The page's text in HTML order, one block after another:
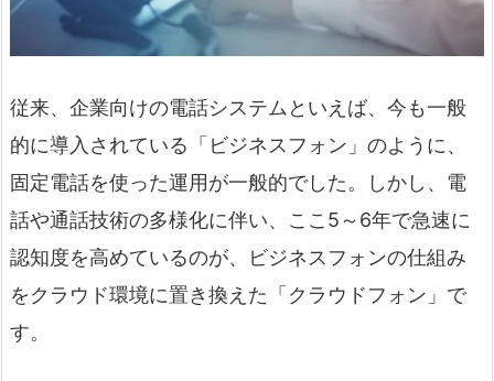
従来、企業向けの電話システムといえば、今も一般
的に導入されている「ビジネスフォン」のように、
固定電話を使った運用が一般的でした。しかし、電
話や通話技術の多様化に伴い、ここ5～6年で急速に
認知度を高めているのが、ビジネスフォンの仕組み
をクラウド環境に置き換えた「クラウドフォン」で
す。